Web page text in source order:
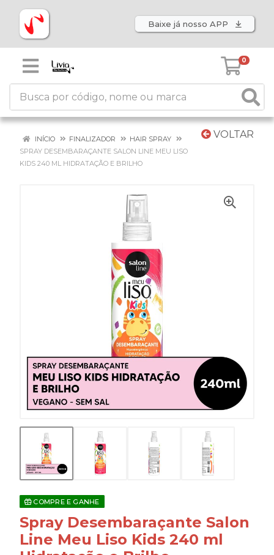
Baixe já nosso APP
0
VOLTAR
INÍCIO FINALIZADOR
HAIR SPRAY
SPRAY DESEMBARAÇANTE SALON LINE MEU LISO
KIDS 240 ML HIDRATAÇÃO E BRILHO
COMPRE E GANHE
Spray Desembaraçante Salon
Line Meu Liso Kids 240 ml